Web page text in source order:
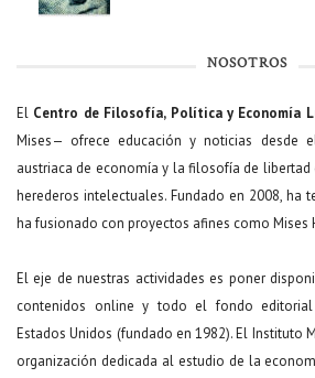
NOSOTROS
El Centro de Filosofía, Política y Economía
Mises— ofrece educación y noticias desde
austriaca de economía y la filosofía de libertad
herederos intelectuales. Fundado en 2008, ha
ha fusionado con proyectos afines como Mises
El eje de nuestras actividades es poner
contenidos online y todo el fondo
Estados Unidos (fundado en 1982). El Instituto
organización dedicada al estudio de la